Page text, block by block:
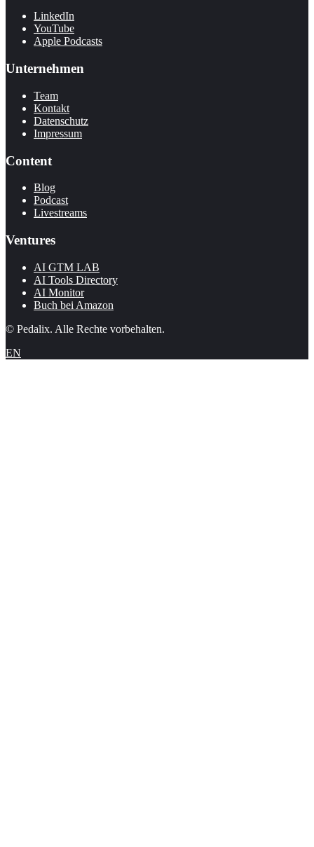
LinkedIn
YouTube
Apple Podcasts
Unternehmen
Team
Kontakt
Datenschutz
Impressum
Content
Blog
Podcast
Livestreams
Ventures
AI GTM LAB
AI Tools Directory
AI Monitor
Buch bei Amazon
© Pedalix. Alle Rechte vorbehalten.
EN